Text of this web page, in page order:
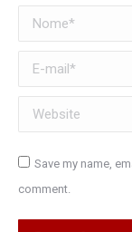
Nome *
E-mail *
Website
Save my name,
comment.